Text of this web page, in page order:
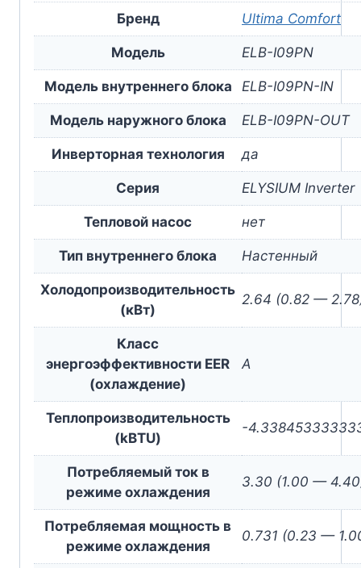
Бренд Ultima Comfort
Модель ELB-I09PN
Модель внутреннего блока ELB-I09PN-IN
Модель наружного блока ELB-I09PN-OUT
Инверторная технология да
Серия ELYSIUM Inverter
Тепловой насос нет
Тип внутреннего блока Настенный
Холодопроизводительность
(кВт)
2.64 (0.82 —
Класс
энергоэффективности EER
(охлаждение)
A
Теплопроизводительность
(kBTU)
-
Потребляемый ток в
режиме охлаждения
3.30 (1.00 —
Потребляемая мощность в
режиме охлаждения
0.731 (0.23 —